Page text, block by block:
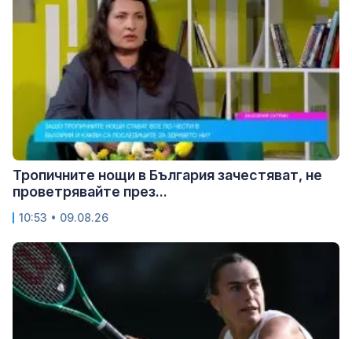
Тропичните нощи в България зачестяват, не
проветрявайте през...
10:53 • 09.08.26